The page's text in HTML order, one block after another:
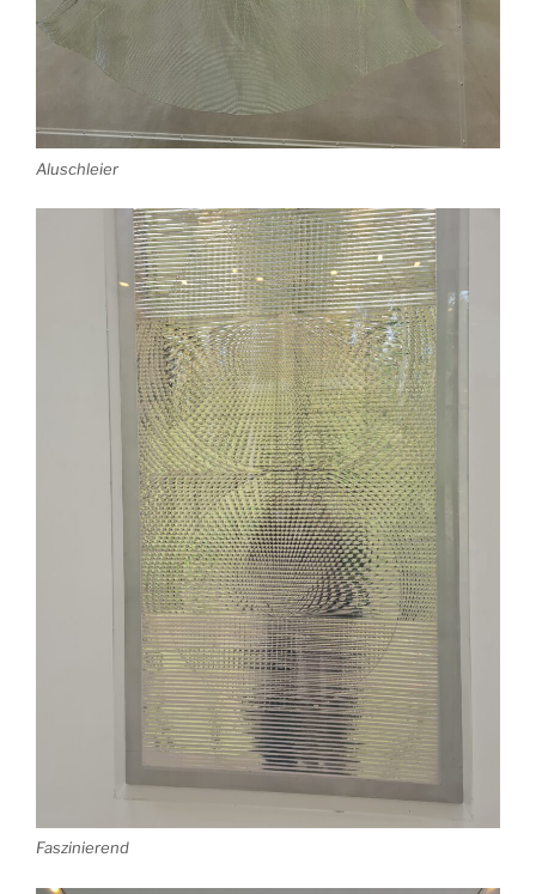
Aluschleier
Faszinierend